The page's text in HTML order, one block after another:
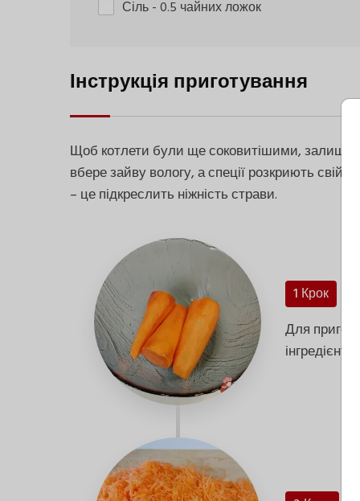
Сіль- 0.5 чайних ложок
Інструкція приготування
Щоб котлети були ще соковитішими, залиште
вбере зайву вологу, а спеції розкриють свій
– це підкреслить ніжність страви.
1 Крок
Для